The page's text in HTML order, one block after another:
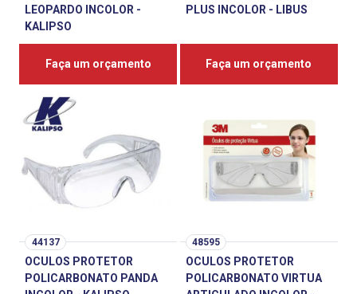
LEOPARDO INCOLOR -
KALIPSO
Faça um orçamento
PLUS INCOLOR - LIBUS
Faça um orçamento
44137
OCULOS PROTETOR
POLICARBONATO PANDA
48595
OCULOS PROTETOR
POLICARBONATO VIRTUA